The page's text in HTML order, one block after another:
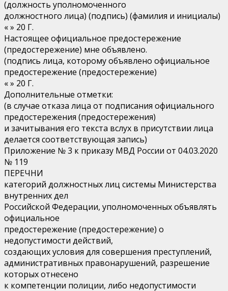
(должность уполномоченного
должностного лица) (подпись) (фамилия и инициалы)
« » 20 Г.
Настоящее официальное предостережение
(предостережение) мне объявлено.
(подпись лица, которому объявлено официальное
предостережение (предостережение)
« » 20 Г.
Дополнительные отметки:
(в случае отказа лица от подписания официального
предостережения (предостережения)
и зачитывания его текста вслух в присутствии лица
делается соответствующая запись)
Приложение № 3 к приказу МВД России от 04.03.2020
№ 119
ПЕРЕЧНИ
категорий должностных лиц системы Министерства
внутренних дел
Российской Федерации, уполномоченных объявлять
официальное
предостережение (предостережение) о
недопустимости действий,
создающих условия для совершения преступлений,
административных правонарушений, разрешение
которых отнесено
к компетенции полиции, либо недопустимости